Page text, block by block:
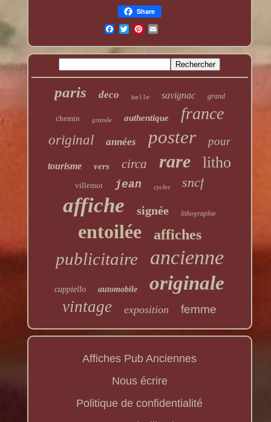
Share
paris deco belle savignac grand
chemin grande authentique france
original années poster pour
tourisme vers circa rare litho
villemot jean cycles sncf
affiche signée lithographie
entoilée affiches
publicitaire ancienne
cappiello automobile originale
vintage exposition femme
Affiches Pub Anciennes
Nous écrire
Politique de confidentialité